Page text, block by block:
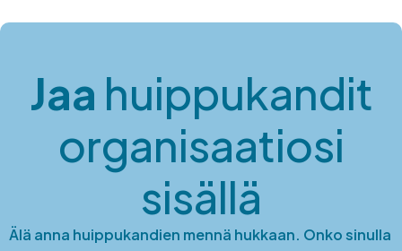
Jaa huippukandit
organisaatiosi
sisällä
Älä anna huippukandien mennä hukkaan. Onko sinulla